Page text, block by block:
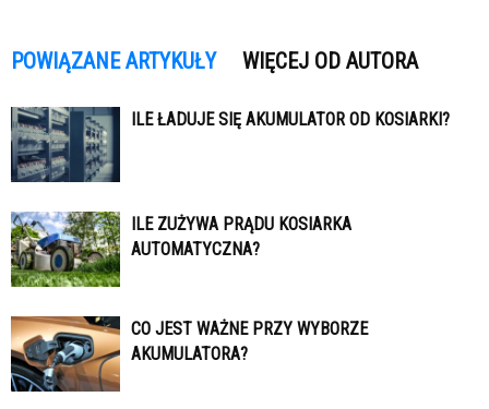
POWIĄZANE ARTYKUŁY WIĘCEJ OD AUTORA
ILE ŁADUJE SIĘ AKUMULATOR OD KOSIARKI?
ILE ZUŻYWA PRĄDU KOSIARKA
AUTOMATYCZNA?
CO JEST WAŻNE PRZY WYBORZE
AKUMULATORA?